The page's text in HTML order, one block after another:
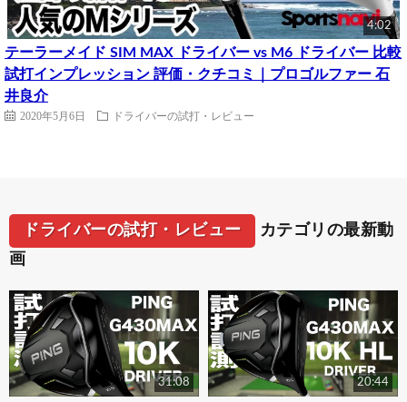
4:02
テーラーメイド SIM MAX ドライバー vs M6 ドライバー 比較
試打インプレッション 評価・クチコミ｜プロゴルファー 石
井良介
2020年5月6日 ドライバーの試打・レビュー
ドライバーの試打・レビュー
カテゴリの最新動
画
31:08 20:44